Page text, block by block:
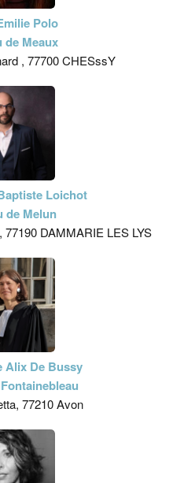
Polo
de Meaux
, 77700 CHESssY
Loichot
de Melun
DAMMARIE LES LYS
Alix De Bussy
77210 Avon